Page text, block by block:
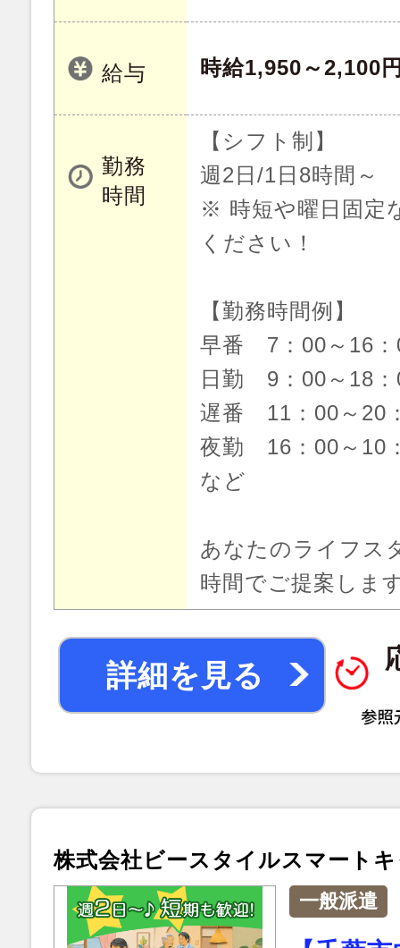
給与 時給1,950～2,100
勤務
時間
【シフト制】
週2日/1日8時間～
※ 時短や曜日固定
ください！
【勤務時間例】
早番 7：00～16：
日勤 9：00～18：
遅番 11：00～20
夜勤 16：00～10
など
あなたのライフス
時間でご提案しま
詳細を見る
株式会社ビースタイルスマート
一般派遣